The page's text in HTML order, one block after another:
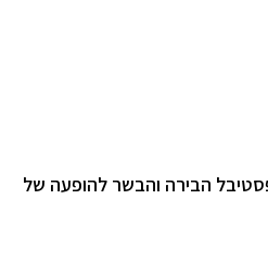
לפסטיבל הבירה והבשר להופעה של